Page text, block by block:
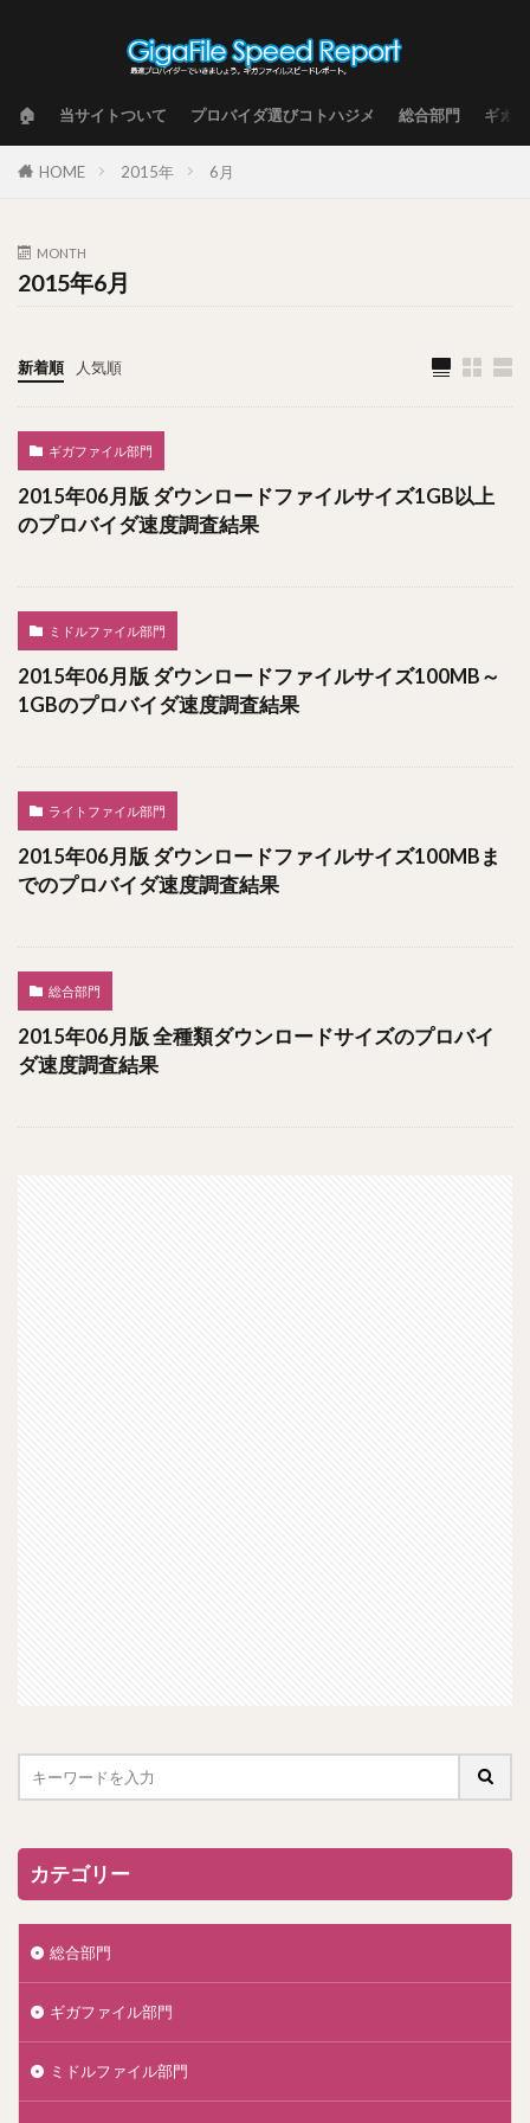
🏠 当サイトついて プロバイダ選びコトハジメ 総合部門 ギガ
HOME 2015年 6月
MONTH
2015年6月
新着順 人気順
ギガファイル部門
2015年06月版 ダウンロードファイルサイズ1GB以上
のプロバイダ速度調査結果
ミドルファイル部門
2015年06月版 ダウンロードファイルサイズ100MB～
1GBのプロバイダ速度調査結果
ライトファイル部門
2015年06月版 ダウンロードファイルサイズ100MBま
でのプロバイダ速度調査結果
総合部門
2015年06月版 全種類ダウンロードサイズのプロバイ
ダ速度調査結果
カテゴリー
総合部門
ギガファイル部門
ミドルファイル部門